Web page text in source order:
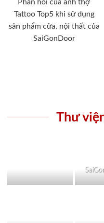
Phản hồi của anh thợ
Tattoo Top5 khi sử dụng
sản phẩm cửa, nội thất của
SaiGonDoor
Thư